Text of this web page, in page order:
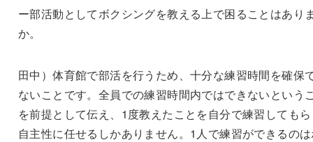
ー部活動としてボクシングを教える上で困ることはあり
か。
田中）体育館で部活を行うため、十分な練習時間を確保
ないことです。全員での練習時間内ではできないという
を前提として伝え、1度教えたことを自分で練習しても
自主性に任せるしかありません。1人で練習ができるの